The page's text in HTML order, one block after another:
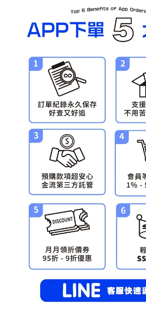
每筆NT$120，滿NT$3,000(含以上)免運費
預購-宅配(離島)(舊)
東海門市自取，需自備購物袋取貨唷。